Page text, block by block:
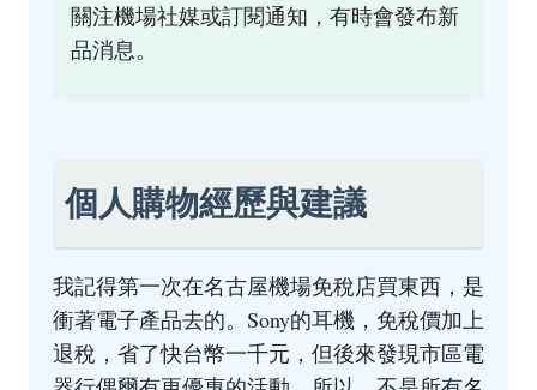
關注機場社媒或訂閱通知，有時會發布新
品消息。
個人購物經歷與建議
我記得第一次在名古屋機場免稅店買東西，是
衝著電子產品去的。Sony的耳機，免稅價加上
退稅，省了快台幣一千元，但後來發現市區電